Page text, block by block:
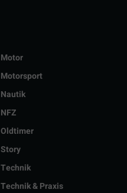
Motor
Motorsport
Nautik
NFZ
Oldtimer
Story
Technik
Technik & Praxis